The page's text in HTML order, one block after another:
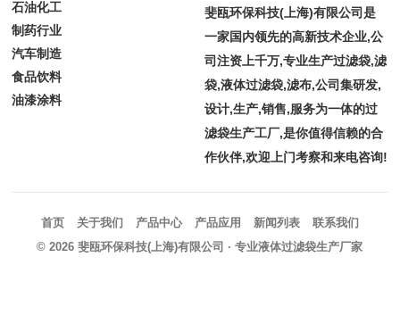
石油化工
制药行业
汽车制造
食品饮料
油漆涂料
斐瓯环保科技(上海)有限公司是
一家国内领先的高新技术企业,公
司注资上千万,专业生产过滤袋,滤
袋,液体过滤袋,滤布,公司集研发,
设计,生产,销售,服务为一体的过
滤袋生产工厂,是你值得信赖的合
作伙伴,欢迎上门考察和来电咨询!
首页 关于我们 产品中心 产品应用 新闻列表
联系我们
© 2026斐瓯环保科技(上海)有限公司 · 专业液体过滤袋生产厂家